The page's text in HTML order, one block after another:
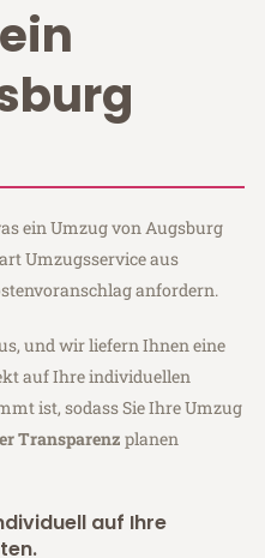
ein Umzug von Augsburg
Umzugsservice aus
anfordern.
und wir liefern Ihnen eine
auf Ihre individuellen
ist, sodass Sie Ihre Umzug
Transparenz planen
auf Ihre